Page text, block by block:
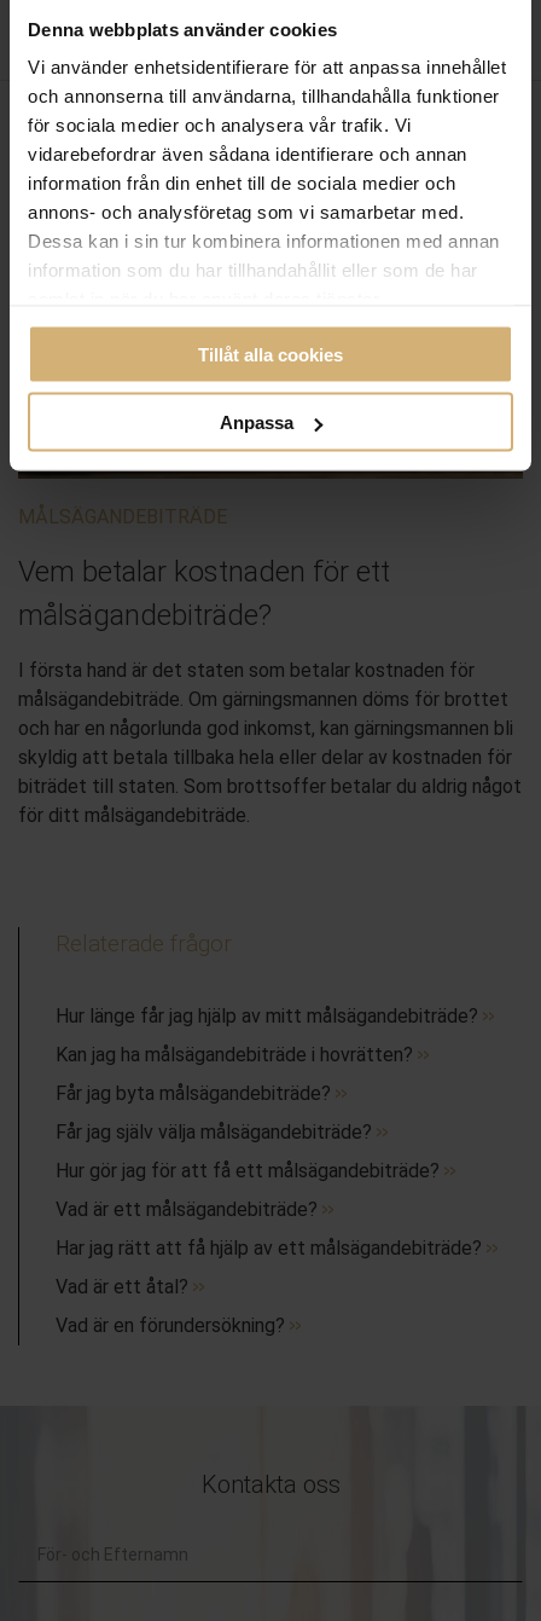
Denna webbplats använder cookies
Vi använder enhetsidentifierare för att anpassa innehållet
och annonserna till användarna, tillhandahålla funktioner
för sociala medier och analysera vår trafik. Vi
vidarebefordrar även sådana identifierare och annan
information från din enhet till de sociala medier och
annons- och analysföretag som vi samarbetar med.
Dessa kan i sin tur kombinera informationen med annan
information som du har tillhandahållit eller som de har
Tillåt alla cookies
Anpassa
MÅLSÄGANDEBITRÄDE
Vem betalar kostnaden för ett
målsägandebiträde?
I första hand är det staten som betalar kostnaden för
målsägandebiträde. Om gärningsmannen döms för brottet
och har en någorlunda god inkomst, kan gärningsmannen bli
skyldig att betala tillbaka hela eller delar av kostnaden för
biträdet till staten. Som brottsoffer betalar du aldrig något
för ditt målsägandebiträde.
Relaterade frågor
Hur länge får jag hjälp av mitt målsägandebiträde?
Kan jag ha målsägandebiträde i hovrätten?
Får jag byta målsägandebiträde?
Får jag själv välja målsägandebiträde?
Hur gör jag för att få ett målsägandebiträde?
Vad är ett målsägandebiträde?
Har jag rätt att få hjälp av ett målsägandebiträde?
Vad är ett åtal?
Vad är en förundersökning?
Kontakta oss
För-